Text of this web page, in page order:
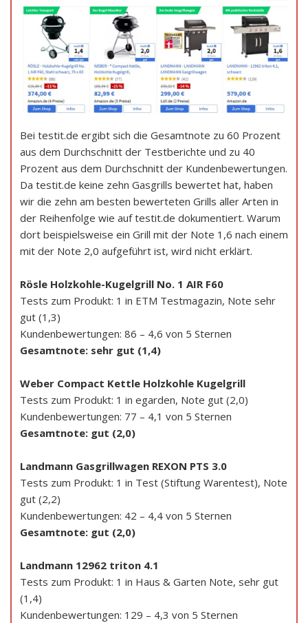
Bei testit.de ergibt sich die Gesamtnote zu 60 Prozent
aus dem Durchschnitt der Testberichte und zu 40
Prozent aus dem Durchschnitt der Kundenbewertungen.
Da testit.de keine zehn Gasgrills bewertet hat, haben
wir die zehn am besten bewerteten Grills aller Arten in
der Reihenfolge wie auf testit.de dokumentiert. Warum
dort beispielsweise ein Grill mit der Note 1,6 nach einem
mit der Note 2,0 aufgeführt ist, wird nicht erklärt.
Rösle Holzkohle-Kugelgrill No. 1 AIR F60
Tests zum Produkt: 1 in ETM Testmagazin, Note sehr
gut (1,3)
Kundenbewertungen: 86 – 4,6 von 5 Sternen
Gesamtnote: sehr gut (1,4)
Weber Compact Kettle Holzkohle Kugelgrill
Tests zum Produkt: 1 in egarden, Note gut (2,0)
Kundenbewertungen: 77 – 4,1 von 5 Sternen
Gesamtnote: gut (2,0)
Landmann Gasgrillwagen REXON PTS 3.0
Tests zum Produkt: 1 in Test (Stiftung Warentest), Note
gut (2,2)
Kundenbewertungen: 42 – 4,4 von 5 Sternen
Gesamtnote: gut (2,0)
Landmann 12962 triton 4.1
Tests zum Produkt: 1 in Haus & Garten Note, sehr gut
(1,4)
Kundenbewertungen: 129 – 4,3 von 5 Sternen